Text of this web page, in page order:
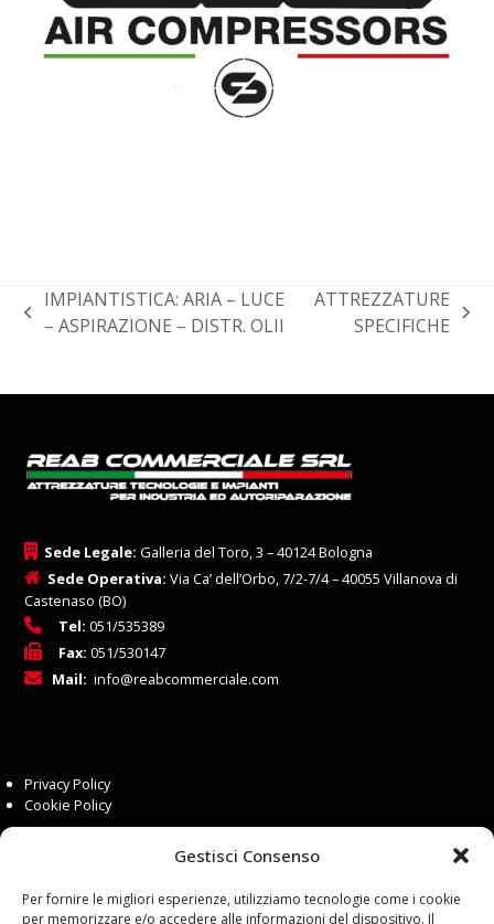
Gestisci Consenso
Per fornire le migliori esperienze, utilizziamo tecnologie come i cookie
per memorizzare e/o accedere alle informazioni del dispositivo. Il
post
IMPIANTISTICA: ARIA – LUCE
– ASPIRAZIONE – DISTR. OLII
articolo
ATTREZZATURE
SPECIFICHE
Sede Legale: Galleria del Toro, 3 – 40124 Bologna
Sede Operativa: Via Ca’ dell’Orbo, 7/2-7/4 – 40055 Villanova di
Castenaso (BO)
Tel: 051/535389
Fax: 051/530147
Mail: info@reabcommerciale.com
Privacy Policy
Cookie Policy